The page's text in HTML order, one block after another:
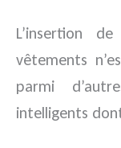
L’insertion
vêtements
parmi
intelligents